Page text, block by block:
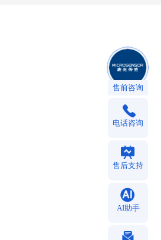
售前咨询
电话咨询
售后支持
AI助手